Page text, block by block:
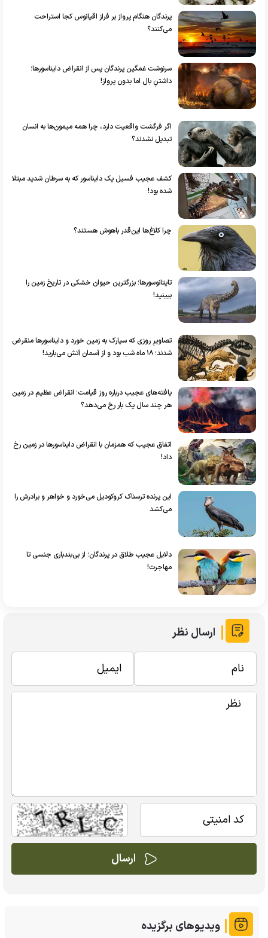
پرندگان هنگام پرواز بر فراز اقیانوس‌ کجا استراحت
می‌کنند؟
سرنوشت غمگین پرندگان پس از انقراض دایناسورها؛
داشتنِ بال اما بدون پرواز!
اگر فرگشت واقعیت دارد، چرا همه میمون‌ها به انسان
تبدیل نشدند؟
کشف عجیب فسیل یک دایناسور که به سرطان شدید مبتلا
شده بود!
چرا کلاغ‌ها این‌قدر باهوش هستند؟
تایتانوسورها؛ بزرگترین حیوان خشکی در تاریخ زمین را
ببینید!
تصاویرِ روزی که سیارک به زمین خورد و دایناسور‌ها منقرض
شدند؛ ۱۸ ماه شب بود و از آسمان آتش می‌بارید!
یافته‌های عجیب درباره روز قیامت؛ انقراض عظیم در زمین
هر چند سال یک بار رخ می‌دهد؟
اتفاق عجیب که همزمان با انقراض دایناسورها در زمین رخ
داد!
این پرنده ترسناک کروکودیل می‌خورد و خواهر و برادرش را
می‌کشد
دلایل عجیب طلاق در پرندگان؛ از بی‌بندباری جنسی تا
مهاجرت!
ارسال نظر
ویدیوهای برگزیده